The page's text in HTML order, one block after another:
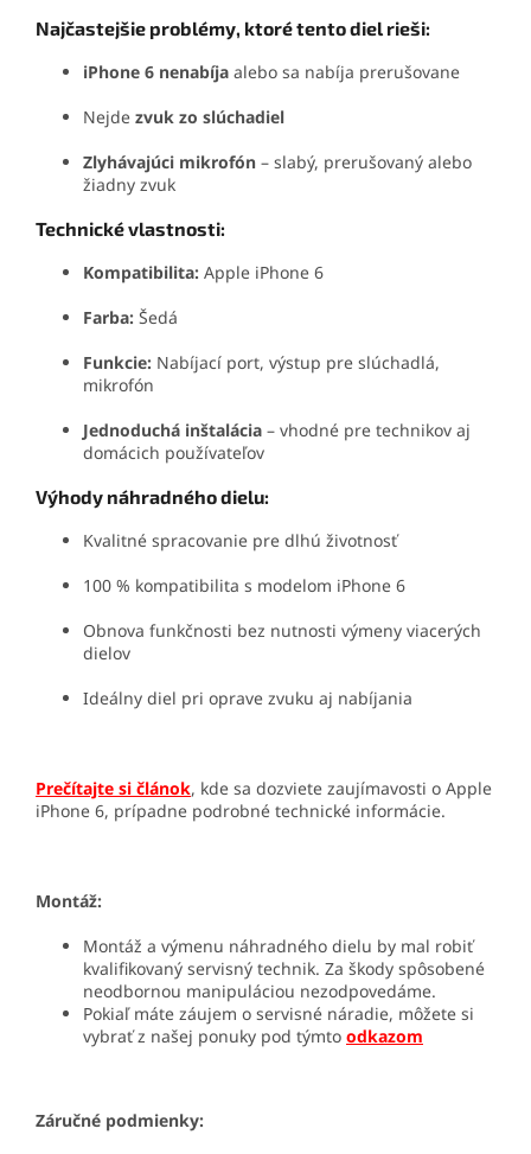
Najčastejšie problémy, ktoré tento diel rieši:
iPhone 6 nenabíja alebo sa nabíja prerušovane
Nejde zvuk zo slúchadiel
Zlyhávajúci mikrofón – slabý, prerušovaný alebo
žiadny zvuk
Technické vlastnosti:
Kompatibilita: Apple iPhone 6
Farba: Šedá
Funkcie: Nabíjací port, výstup pre slúchadlá,
mikrofón
Jednoduchá inštalácia – vhodné pre technikov aj
domácich používateľov
Výhody náhradného dielu:
Kvalitné spracovanie pre dlhú životnosť
100 % kompatibilita s modelom iPhone 6
Obnova funkčnosti bez nutnosti výmeny viacerých
dielov
Ideálny diel pri oprave zvuku aj nabíjania
Prečítajte si článok, kde sa dozviete zaujímavosti o Apple
iPhone 6, prípadne podrobné technické informácie.
Montáž:
Montáž a výmenu náhradného dielu by mal robiť
kvalifikovaný servisný technik. Za škody spôsobené
neodbornou manipuláciou nezodpovedáme.
Pokiaľ máte záujem o servisné náradie, môžete si
vybrať z našej ponuky pod týmto odkazom
Záručné podmienky: